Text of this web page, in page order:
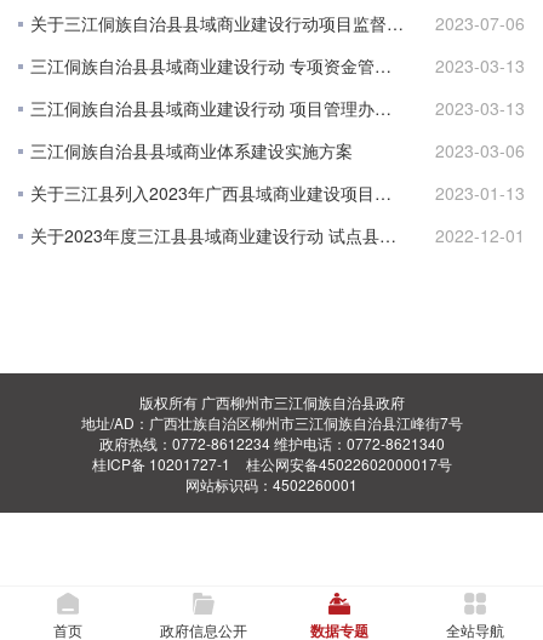
关于三江侗族自治县县域商业建设行动项目监督举报电话公示
2023-07-06
三江侗族自治县县域商业建设行动 专项资金管理办法（试行）
2023-03-13
三江侗族自治县县域商业建设行动 项目管理办法（试行）
2023-03-13
三江侗族自治县县域商业体系建设实施方案
2023-03-06
关于三江县列入2023年广西县域商业建设项目储备库项目清单公示
2023-01-13
关于2023年度三江县县域商业建设行动 试点县储备库项目的公示
2022-12-01
版权所有 广西柳州市三江侗族自治县政府
地址/AD：广西壮族自治区柳州市三江侗族自治县江峰街7号
政府热线：0772-8612234 维护电话：0772-8621340
桂ICP备 10201727-1
桂公网安备45022602000017号
网站标识码：4502260001
首页 政府信息公开 数据专题 全站导航